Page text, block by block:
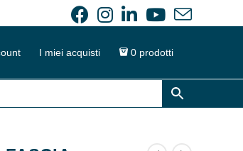
I miei acquisti 0 prodotti